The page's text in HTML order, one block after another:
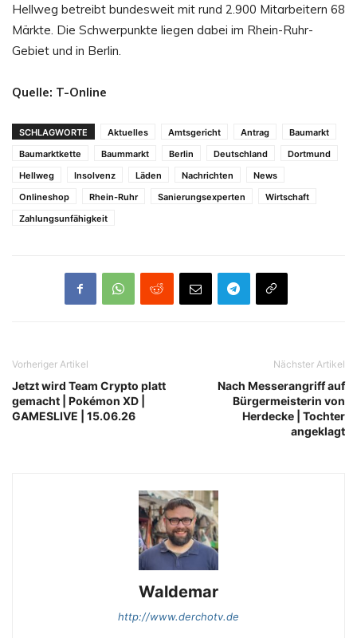
Hellweg betreibt bundesweit mit rund 2.900 Mitarbeitern 68
Märkte. Die Schwerpunkte liegen dabei im Rhein-Ruhr-
Gebiet und in Berlin.
Quelle: T-Online
SCHLAGWORTE Aktuelles Amtsgericht Antrag
Baumarkt
Baumarktkette
Baummarkt Berlin Deutschland
Dortmund
Hellweg
Insolvenz Läden Nachrichten
News
Onlineshop
Rhein-Ruhr Sanierungsexperten
Wirtschaft
Zahlungsunfähigkeit
Vorheriger Artikel
Jetzt wird Team Crypto platt
gemacht | Pokémon XD |
GAMESLIVE | 15.06.26
Nächster Artikel
Nach Messerangriff auf
Bürgermeisterin von
Herdecke | Tochter
angeklagt
Waldemar
http://www.derchotv.de